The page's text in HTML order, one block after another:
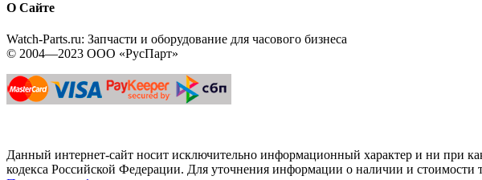
О Сайте
Watch-Parts.ru: Запчасти и оборудование для часового бизнеса
© 2004—2023 ООО «РусПарт»
Данный интернет-сайт носит исключительно информационный характер и ни при
кодекса Российской Федерации. Для уточнения информации о наличии и